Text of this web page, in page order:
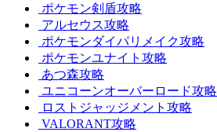
ポケモン剣盾攻略
アルセウス攻略
ポケモンダイパリメイク攻略
ポケモンユナイト攻略
あつ森攻略
ユニコーンオーバーロード攻略
ロストジャッジメント攻略
VALORANT攻略